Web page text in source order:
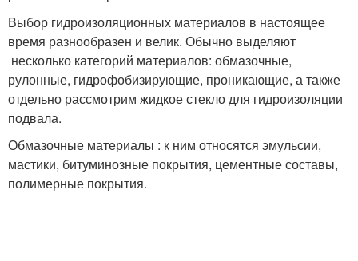
Выбор гидроизоляционных материалов в настоящее
время разнообразен и велик. Обычно выделяют
несколько категорий материалов: обмазочные,
рулонные, гидрофобизирующие, проникающие, а также
отдельно рассмотрим жидкое стекло для гидроизоляции
подвала.
Обмазочные материалы : к ним относятся эмульсии,
мастики, битуминозные покрытия, цементные составы,
полимерные покрытия.